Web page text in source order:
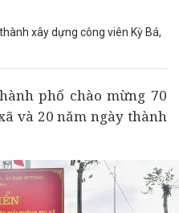
xây dựng công viên Kỳ Bá,
phố chào mừng 70
và 20 năm ngày thành